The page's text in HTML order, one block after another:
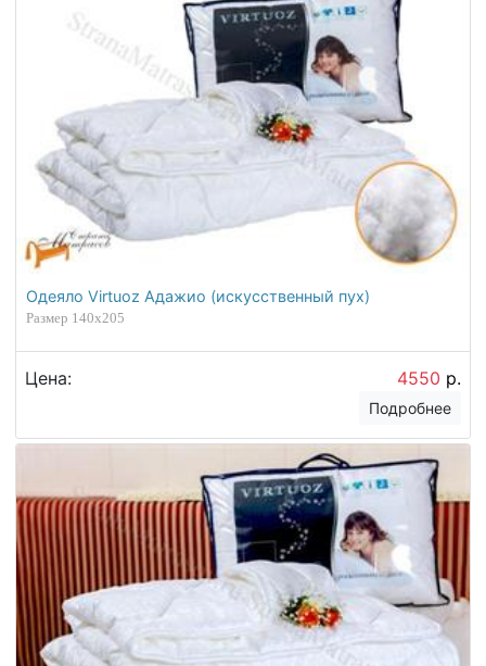
Одеяло Virtuoz Адажио (искусственный пух)
Размер 140х205
Цена: 4550 р.
Подробнее